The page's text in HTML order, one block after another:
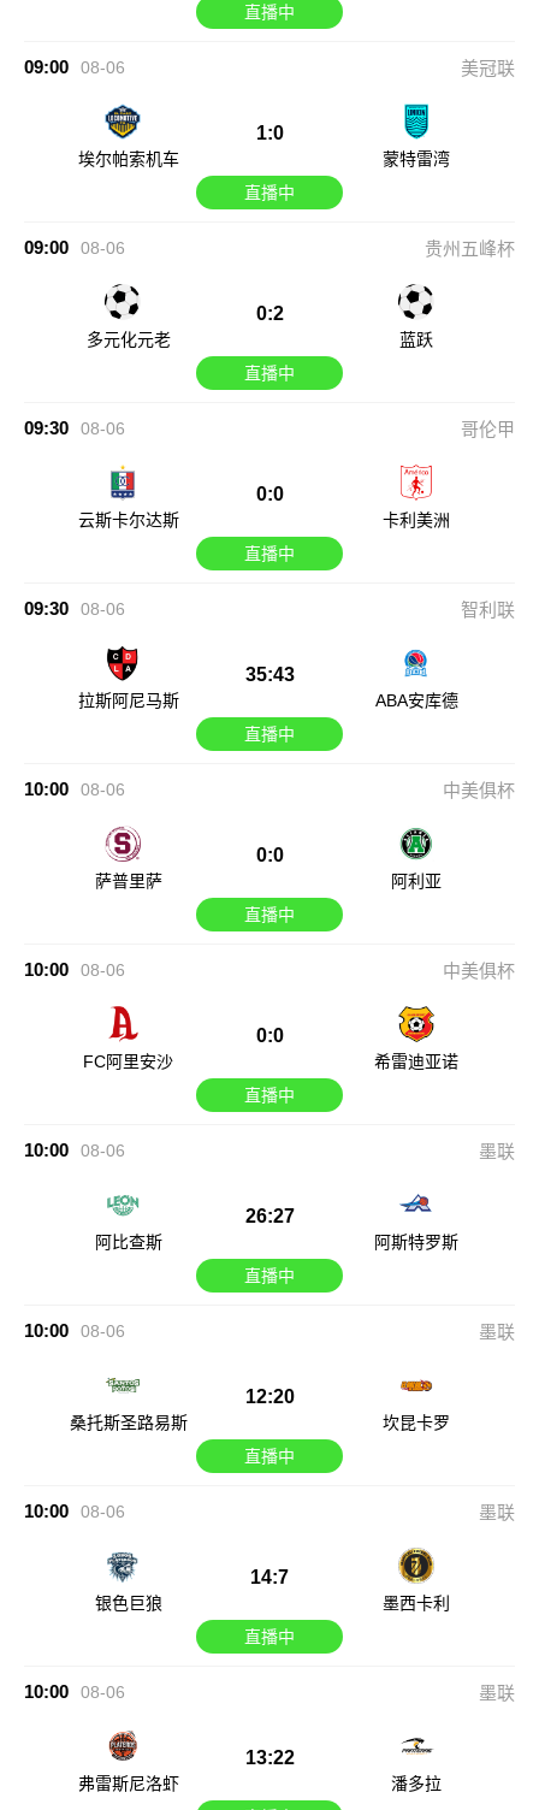
直播中
09:00 08-06 美冠联
埃尔帕索机车
1:0
蒙特雷湾
直播中
09:00 08-06 贵州五峰杯
多元化元老
0:2
蓝跃
直播中
09:30 08-06 哥伦甲
云斯卡尔达斯
0:0
卡利美洲
直播中
09:30 08-06 智利联
拉斯阿尼马斯
35:43
ABA安库德
直播中
10:00 08-06 中美俱杯
萨普里萨
0:0
阿利亚
直播中
10:00 08-06 中美俱杯
FC阿里安沙
0:0
希雷迪亚诺
直播中
10:00 08-06 墨联
阿比查斯
26:27
阿斯特罗斯
直播中
10:00 08-06 墨联
桑托斯圣路易斯
12:20
坎昆卡罗
直播中
10:00 08-06 墨联
银色巨狼
14:7
墨西卡利
直播中
10:00 08-06 墨联
弗雷斯尼洛虾
13:22
潘多拉